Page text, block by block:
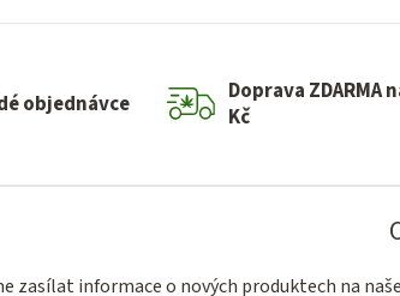
objednávce
Doprava ZDARMA
Kč
zasílat informace o nových produktech na